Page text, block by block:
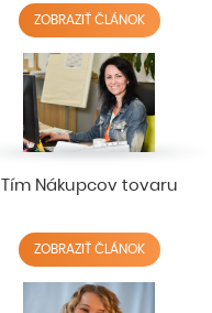
ZOBRAZIŤ ČLÁNOK
Tím Nákupcov tovaru
ZOBRAZIŤ ČLÁNOK